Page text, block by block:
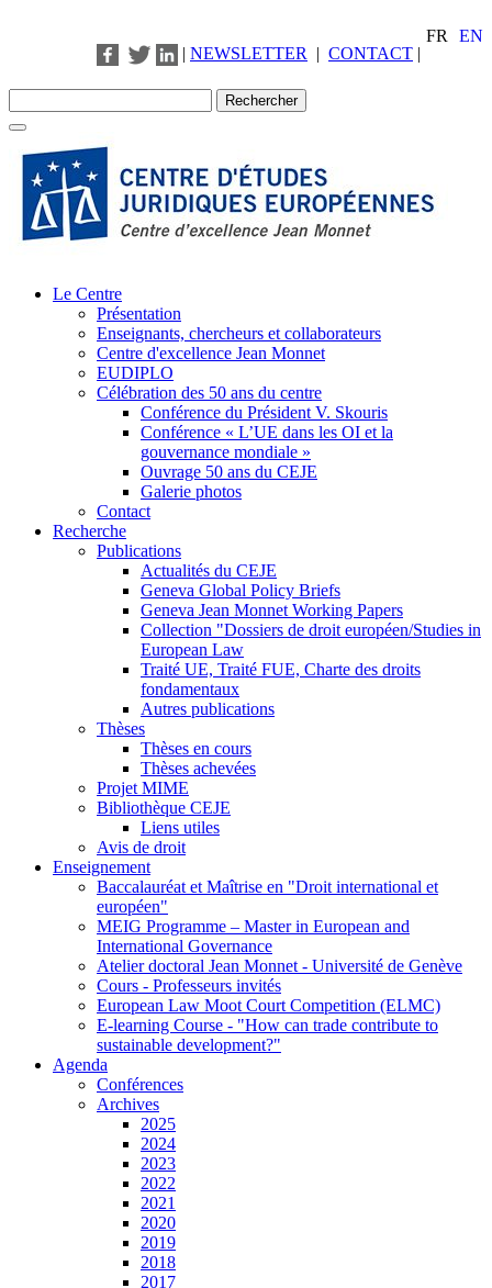
FR
EN
| NEWSLETTER | CONTACT |
Le Centre
Présentation
Enseignants, chercheurs et collaborateurs
Centre d'excellence Jean Monnet
EUDIPLO
Célébration des 50 ans du centre
Conférence du Président V. Skouris
Conférence « L’UE dans les OI et la
gouvernance mondiale »
Ouvrage 50 ans du CEJE
Galerie photos
Contact
Recherche
Publications
Actualités du CEJE
Geneva Global Policy Briefs
Geneva Jean Monnet Working Papers
Collection "Dossiers de droit européen/Studies in
European Law
Traité UE, Traité FUE, Charte des droits
fondamentaux
Autres publications
Thèses
Thèses en cours
Thèses achevées
Projet MIME
Bibliothèque CEJE
Liens utiles
Avis de droit
Enseignement
Baccalauréat et Maîtrise en "Droit international et
européen"
MEIG Programme – Master in European and
International Governance
Atelier doctoral Jean Monnet - Université de Genève
Cours - Professeurs invités
European Law Moot Court Competition (ELMC)
E-learning Course - "How can trade contribute to
sustainable development?"
Agenda
Conférences
Archives
2025
2024
2023
2022
2021
2020
2019
2018
2017